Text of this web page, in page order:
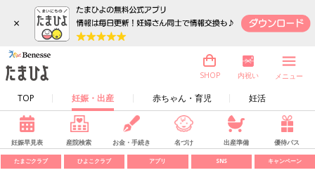
×
TOP 妊娠・出産 赤ちゃん・育児 妊活
SHOP 内祝い メニュー
妊娠早見表 産院検索 お金・手続き 名づけ 出産準備 優待パス
たまごクラブ ひよこクラブ アプリ SNS キャンペーン